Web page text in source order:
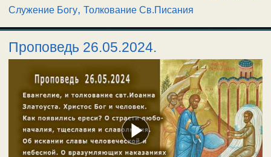
Служение Богу, Толкование Св.Писания
Проповедь 26.05.2024.